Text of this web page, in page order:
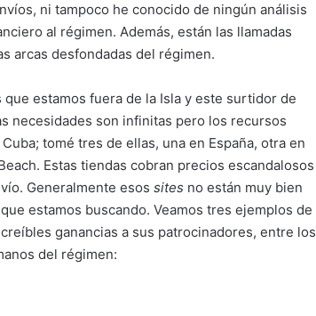
ni tampoco he conocido de ningún análisis
al régimen. Además, están las llamadas
arcas desfondadas del régimen.
estamos fuera de la Isla y este surtidor de
necesidades son infinitas pero los recursos
tomé tres de ellas, una en España, otra en
Estas tiendas cobran precios escandalosos
Generalmente esos sites no están muy bien
estamos buscando. Veamos tres ejemplos de
ganancias a sus patrocinadores, entre los
del régimen: